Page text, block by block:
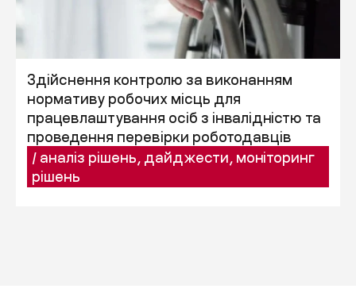
Здійснення контролю за виконанням
нормативу робочих місць для
працевлаштування осіб з інвалідністю та
проведення перевірки роботодавців
/ аналіз рішень, дайджести, моніторинг
рішень